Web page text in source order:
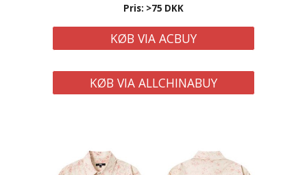
Pris: >75 DKK
KØB VIA ACBUY
KØB VIA ALLCHINABUY